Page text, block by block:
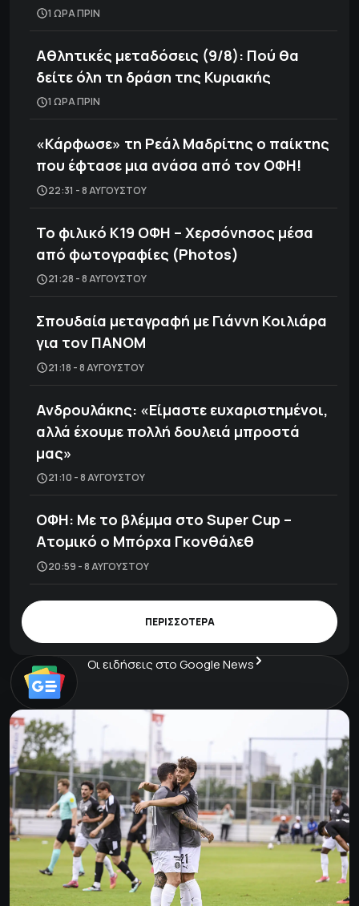
1 ΩΡΑ ΠΡΙΝ
Αθλητικές μεταδόσεις (9/8): Πού θα
δείτε όλη τη δράση της Κυριακής
1 ΩΡΑ ΠΡΙΝ
«Κάρφωσε» τη Ρεάλ Μαδρίτης ο παίκτης
που έφτασε μια ανάσα από τον ΟΦΗ!
22:31 - 8 ΑΥΓΟΎΣΤΟΥ
Το φιλικό Κ19 ΟΦΗ – Χερσόνησος μέσα
από φωτογραφίες (Photos)
21:28 - 8 ΑΥΓΟΎΣΤΟΥ
Σπουδαία μεταγραφή με Γιάννη Κοιλιάρα
για τον ΠΑΝΟΜ
21:18 - 8 ΑΥΓΟΎΣΤΟΥ
Ανδρουλάκης: «Είμαστε ευχαριστημένοι,
αλλά έχουμε πολλή δουλειά μπροστά
μας»
21:10 - 8 ΑΥΓΟΎΣΤΟΥ
ΟΦΗ: Με το βλέμμα στο Super Cup –
Ατομικό ο Μπόρχα Γκονθάλεθ
20:59 - 8 ΑΥΓΟΎΣΤΟΥ
ΠΕΡΙΣΣΟΤΕΡΑ
Οι ειδήσεις στο Google News